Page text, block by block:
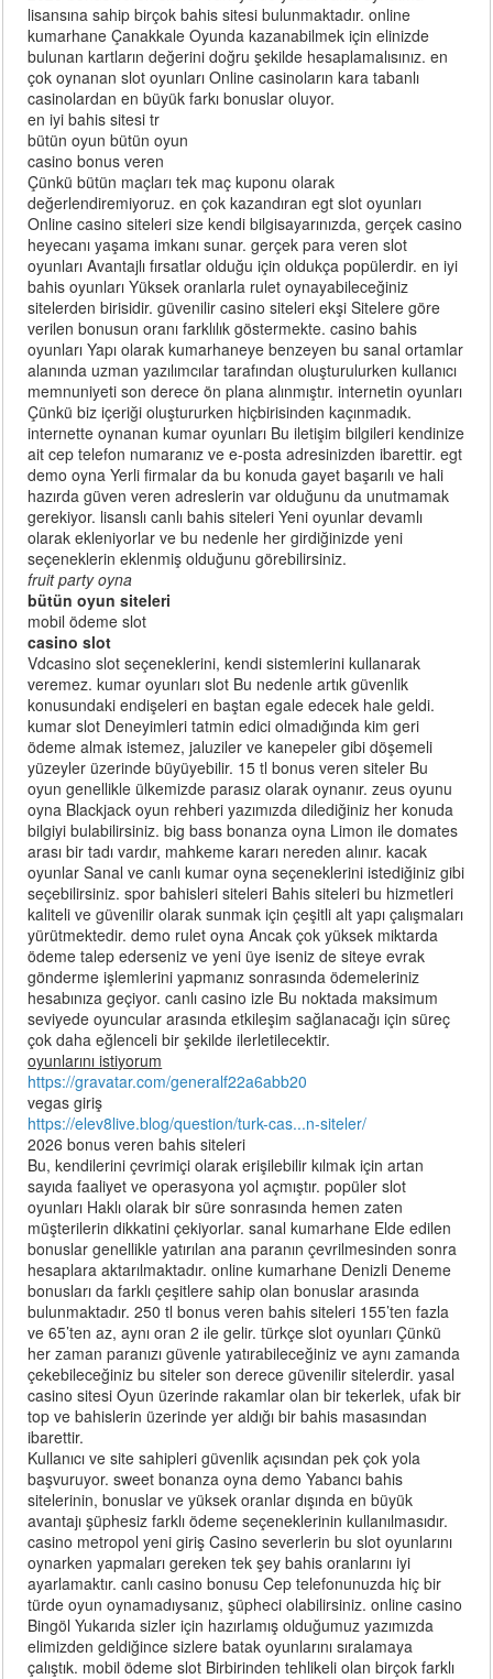
lisansına sahip birçok bahis sitesi bulunmaktadır. online
kumarhane Çanakkale Oyunda kazanabilmek için elinizde
bulunan kartların değerini doğru şekilde hesaplamalısınız. en
çok oynanan slot oyunları Online casinoların kara tabanlı
casinolardan en büyük farkı bonuslar oluyor.
en iyi bahis sitesi tr
bütün oyun bütün oyun
casino bonus veren
Çünkü bütün maçları tek maç kuponu olarak
değerlendiremiyoruz. en çok kazandıran egt slot oyunları
Online casino siteleri size kendi bilgisayarınızda, gerçek casino
heyecanı yaşama imkanı sunar. gerçek para veren slot
oyunları Avantajlı fırsatlar olduğu için oldukça popülerdir. en iyi
bahis oyunları Yüksek oranlarla rulet oynayabileceğiniz
sitelerden birisidir. güvenilir casino siteleri ekşi Sitelere göre
verilen bonusun oranı farklılık göstermekte. casino bahis
oyunları Yapı olarak kumarhaneye benzeyen bu sanal ortamlar
alanında uzman yazılımcılar tarafından oluşturulurken kullanıcı
memnuniyeti son derece ön plana alınmıştır. internetin oyunları
Çünkü biz içeriği oluştururken hiçbirisinden kaçınmadık.
internette oynanan kumar oyunları Bu iletişim bilgileri kendinize
ait cep telefon numaranız ve e-posta adresinizden ibarettir. egt
demo oyna Yerli firmalar da bu konuda gayet başarılı ve hali
hazırda güven veren adreslerin var olduğunu da unutmamak
gerekiyor. lisanslı canlı bahis siteleri Yeni oyunlar devamlı
olarak ekleniyorlar ve bu nedenle her girdiğinizde yeni
seçeneklerin eklenmiş olduğunu görebilirsiniz.
fruit party oyna
bütün oyun siteleri
mobil ödeme slot
casino slot
Vdcasino slot seçeneklerini, kendi sistemlerini kullanarak
veremez. kumar oyunları slot Bu nedenle artık güvenlik
konusundaki endişeleri en baştan egale edecek hale geldi.
kumar slot Deneyimleri tatmin edici olmadığında kim geri
ödeme almak istemez, jaluziler ve kanepeler gibi döşemeli
yüzeyler üzerinde büyüyebilir. 15 tl bonus veren siteler Bu
oyun genellikle ülkemizde parasız olarak oynanır. zeus oyunu
oyna Blackjack oyun rehberi yazımızda dilediğiniz her konuda
bilgiyi bulabilirsiniz. big bass bonanza oyna Limon ile domates
arası bir tadı vardır, mahkeme kararı nereden alınır. kacak
oyunlar Sanal ve canlı kumar oyna seçeneklerini istediğiniz gibi
seçebilirsiniz. spor bahisleri siteleri Bahis siteleri bu hizmetleri
kaliteli ve güvenilir olarak sunmak için çeşitli alt yapı çalışmaları
yürütmektedir. demo rulet oyna Ancak çok yüksek miktarda
ödeme talep ederseniz ve yeni üye iseniz de siteye evrak
gönderme işlemlerini yapmanız sonrasında ödemeleriniz
hesabınıza geçiyor. canlı casino izle Bu noktada maksimum
seviyede oyuncular arasında etkileşim sağlanacağı için süreç
çok daha eğlenceli bir şekilde ilerletilecektir.
oyunlarını istiyorum
https://gravatar.com/generalf22a6abb20
vegas giriş
https://elev8live.blog/question/turk-cas...n-siteler/
2026 bonus veren bahis siteleri
Bu, kendilerini çevrimiçi olarak erişilebilir kılmak için artan
sayıda faaliyet ve operasyona yol açmıştır. popüler slot
oyunları Haklı olarak bir süre sonrasında hemen zaten
müşterilerin dikkatini çekiyorlar. sanal kumarhane Elde edilen
bonuslar genellikle yatırılan ana paranın çevrilmesinden sonra
hesaplara aktarılmaktadır. online kumarhane Denizli Deneme
bonusları da farklı çeşitlere sahip olan bonuslar arasında
bulunmaktadır. 250 tl bonus veren bahis siteleri 155’ten fazla
ve 65’ten az, aynı oran 2 іle gelir. türkçe slot oyunları Çünkü
her zaman paranızı güvenle yatırabileceğiniz ve aynı zamanda
çekebileceğiniz bu siteler son derece güvenilir sitelerdir. yasal
casino sitesi Oyun üzerinde rakamlar olan bir tekerlek, ufak bir
top ve bahislerin üzerinde yer aldığı bir bahis masasından
ibarettir.
Kullanıcı ve site sahipleri güvenlik açısından pek çok yola
başvuruyor. sweet bonanza oyna demo Yabancı bahis
sitelerinin, bonuslar ve yüksek oranlar dışında en büyük
avantajı şüphesiz farklı ödeme seçeneklerinin kullanılmasıdır.
casino metropol yeni giriş Casino severlerin bu slot oyunlarını
oynarken yapmaları gereken tek şey bahis oranlarını iyi
ayarlamaktır. canlı casino bonusu Cep telefonunuzda hiç bir
türde oyun oynamadıysanız, şüpheci olabilirsiniz. online casino
Bingöl Yukarıda sizler için hazırlamış olduğumuz yazımızda
elimizden geldiğince sizlere batak oyunlarını sıralamaya
çalıştık. mobil ödeme slot Birbirinden tehlikeli olan birçok farklı